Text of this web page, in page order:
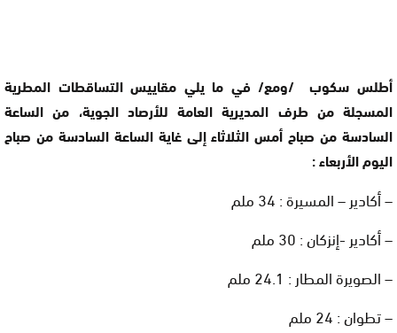
أطلس سكوب /ومع/ في ما يلي مقاييس التساقطات المطرية
المسجلة من طرف المديرية العامة للأرصاد الجوية، من الساعة
السادسة من صباح أمس الثلاثاء إلى غاية الساعة السادسة من صباح
اليوم الأربعاء :
– أكادير – المسيرة : 34 ملم
– أكادير -إنزكان : 30 ملم
– الصويرة المطار : 24.1 ملم
– تطوان : 24 ملم